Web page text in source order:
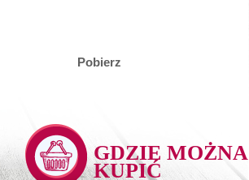
Pobierz
GDZIE MOŻNA
KUPIĆ